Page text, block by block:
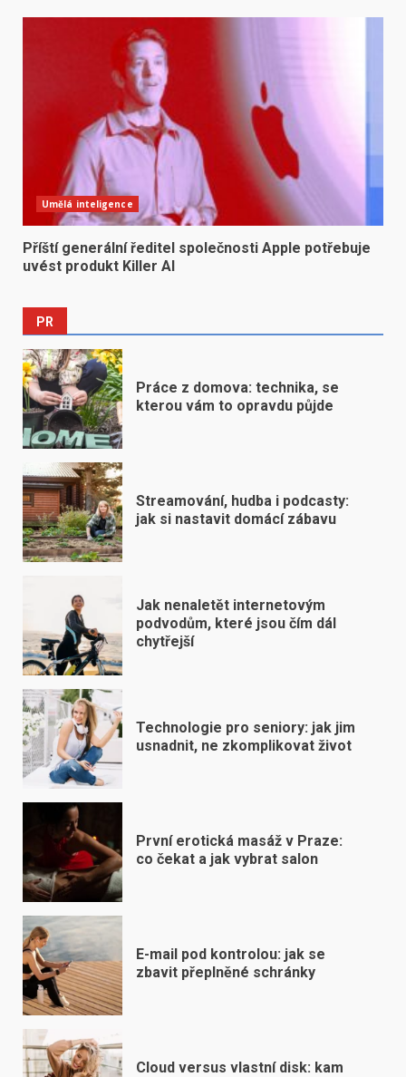
Umělá inteligence
Příští generální ředitel společnosti Apple potřebuje
uvést produkt Killer AI
PR
Práce z domova: technika, se
kterou vám to opravdu půjde
Streamování, hudba i podcasty:
jak si nastavit domácí zábavu
Jak nenaletět internetovým
podvodům, které jsou čím dál
chytřejší
Technologie pro seniory: jak jim
usnadnit, ne zkomplikovat život
První erotická masáž v Praze:
co čekat a jak vybrat salon
E-mail pod kontrolou: jak se
zbavit přeplněné schránky
Cloud versus vlastní disk: kam